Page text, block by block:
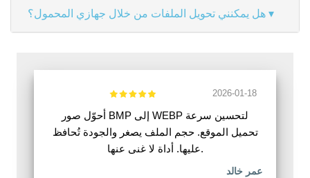
هل يمكنني تحويل الملفات من خلال جهازي المحمول؟
2026-01-18
أحوّل صور BMP إلى WEBP لتحسين سرعة
تحميل الموقع. حجم الملف يصغر والجودة تُحافظ
عليها. أداة لا غنى عنها.
عمر خالد